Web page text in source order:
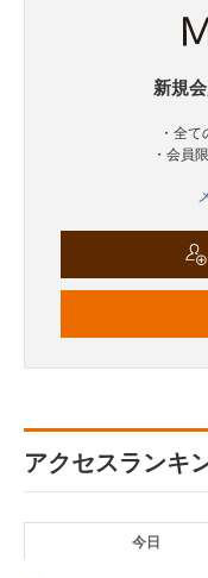
新規
・全
・会員
アクセスランキ
今日